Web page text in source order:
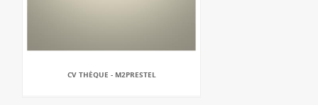
CV THÈQUE - M2PRESTEL